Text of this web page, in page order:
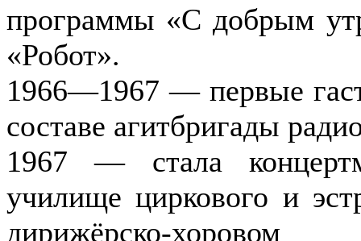
программы «С добрым
«Робот».
1966—1967 — первые
составе агитбригады
1967 — стала
училище циркового и
дирижёрско-